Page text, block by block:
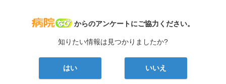
病院なび
からのアンケートにご協力ください。
知りたい情報は見つかりましたか?
はい いいえ